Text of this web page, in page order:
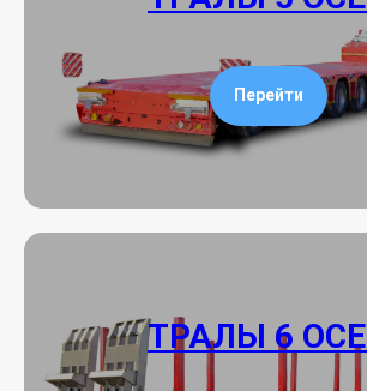
Перейти
ТРАЛЫ 6